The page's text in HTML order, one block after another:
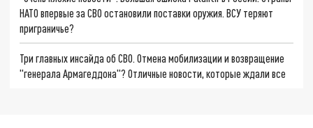
НАТО впервые за СВО остановили поставки оружия. ВСУ теряют
приграничье?
Три главных инсайда об СВО. Отмена мобилизации и возвращение
"генерала Армагеддона"? Отличные новости, которые ждали все